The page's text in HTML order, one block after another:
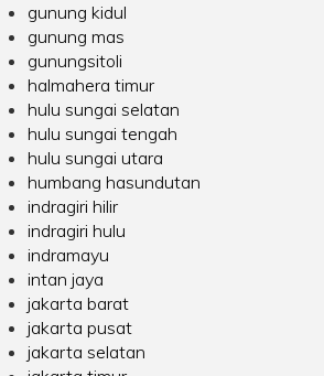
gunung kidul
gunung mas
gunungsitoli
halmahera timur
hulu sungai selatan
hulu sungai tengah
hulu sungai utara
humbang hasundutan
indragiri hilir
indragiri hulu
indramayu
intan jaya
jakarta barat
jakarta pusat
jakarta selatan